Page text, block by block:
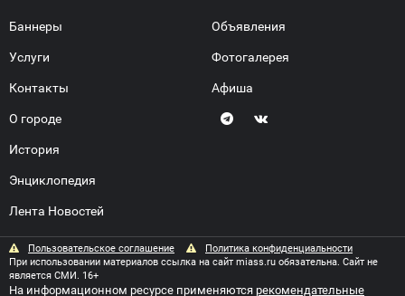
Баннеры
Услуги
Контакты
О городе
История
Энциклопедия
Лента Новостей
Объявления
Фотогалерея
Афиша
Пользовательское соглашение
Политика конфиденциальности
При использовании материалов ссылка на сайт miass.ru обязательна. Сайт не
является СМИ. 16+
На информационном ресурсе применяются рекомендательные